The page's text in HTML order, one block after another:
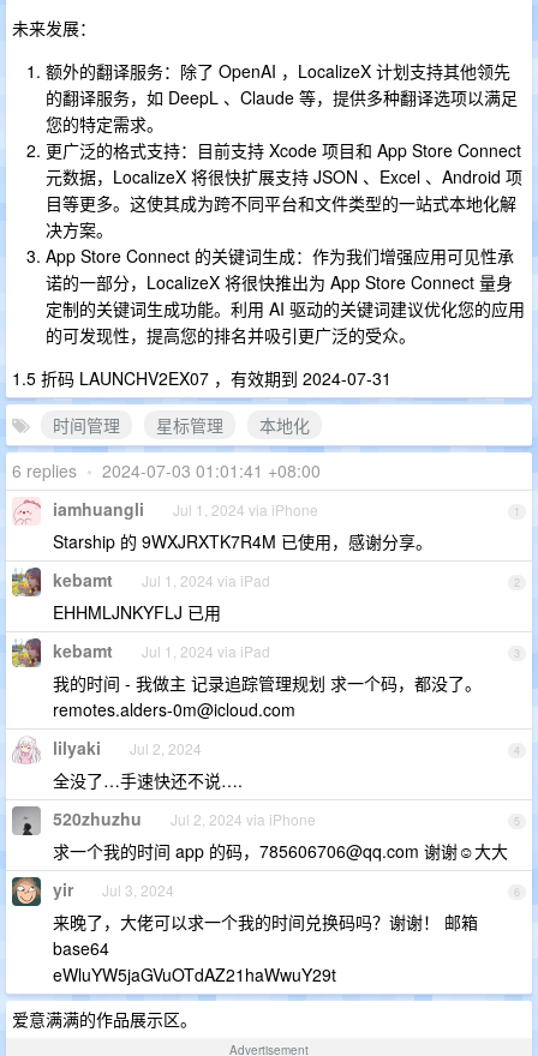
未来发展：
额外的翻译服务：除了 OpenAI ，LocalizeX 计划支持其他领先
的翻译服务，如 DeepL 、Claude 等，提供多种翻译选项以满足
您的特定需求。
更广泛的格式支持：目前支持 Xcode 项目和 App Store Connect
元数据，LocalizeX 将很快扩展支持 JSON 、Excel 、Android 项
目等更多。这使其成为跨不同平台和文件类型的一站式本地化解
决方案。
App Store Connect 的关键词生成：作为我们增强应用可见性承
诺的一部分，LocalizeX 将很快推出为 App Store Connect 量身
定制的关键词生成功能。利用 AI 驱动的关键词建议优化您的应用
的可发现性，提高您的排名并吸引更广泛的受众。
1.5 折码 LAUNCHV2EX07 ，有效期到 2024-07-31
时间管理
星标管理
本地化
6 replies • 2024-07-03 01:01:41 +08:00
1
iamhuangli Jul 1, 2024 via iPhone
Starship 的 9WXJRXTK7R4M 已使用，感谢分享。
2
kebamt Jul 1, 2024 via iPad
EHHMLJNKYFLJ 已用
3
kebamt Jul 1, 2024 via iPad
我的时间 - 我做主 记录追踪管理规划 求一个码，都没了。
remotes.alders-0m@icloud.com
4
lilyaki Jul 2, 2024
全没了…手速快还不说….
5
520zhuzhu Jul 2, 2024 via iPhone
求一个我的时间 app 的码， 785606706@qq.com 谢谢☺️大大
6
yir Jul 3, 2024
来晚了，大佬可以求一个我的时间兑换码吗？谢谢！ 邮箱
base64
eWluYW5jaGVuOTdAZ21haWwuY29t
爱意满满的作品展示区。
Advertisement